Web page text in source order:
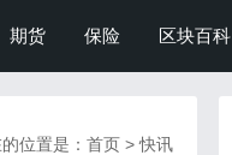
期货 保险 区块百科
位置是： 首页 >快讯